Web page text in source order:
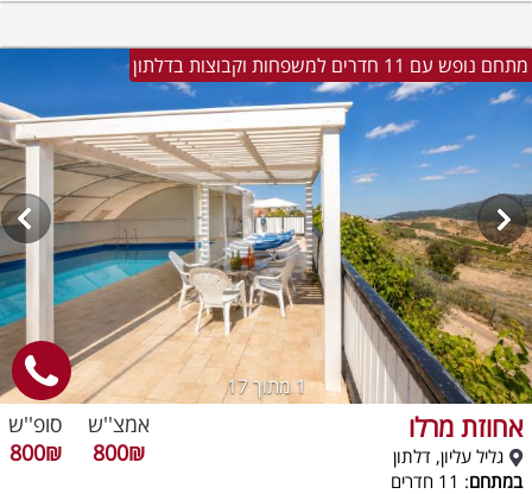
מתחם נופש עם 11 חדרים למשפחות וקבוצות בדלתון
1מתוך 17
אחוזת מרלו
גליל עליון, דלתון
במתחם: 11 חדרים
אמצ''ש
800₪
סופ''ש
800₪